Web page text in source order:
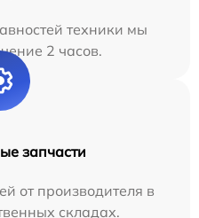
техники мы
2 часов.
запчасти
от производителя в
складах.